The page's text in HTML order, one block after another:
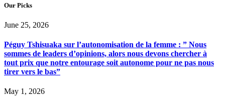
Our Picks
June 25, 2026
Péguy Tshisuaka sur l’autonomisation de la femme : ” Nous
sommes de leaders d’opinions, alors nous devons chercher à
tout prix que notre entourage soit autonome pour ne pas nous
tirer vers le bas”
May 1, 2026